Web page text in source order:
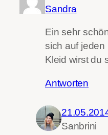
Sandra
Ein sehr
sich auf jeden
Kleid wirst du
Antworten
Sanbrini